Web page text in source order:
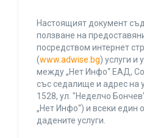
Настоящият документ
ползване на
посредством интернет
(www.adwise.bg) услуги и
между „Нет Инфо“ ЕАД,
със седалище и адрес на
1528, ул. "Неделчо
„Нет Инфо“) и всеки един
дадените услуги.